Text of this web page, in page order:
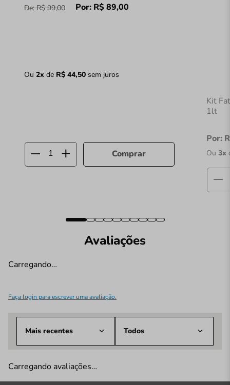
De:R$ 99,00 Por: R$89,00
Ou 2x de R$ 44,50sem juros
Comprar
Kit
1lt
Por:
Ou3x
Avaliações
Carregando…
Faça login para escrever uma avaliação.
Mais recentes Todos
Carregando avaliações…